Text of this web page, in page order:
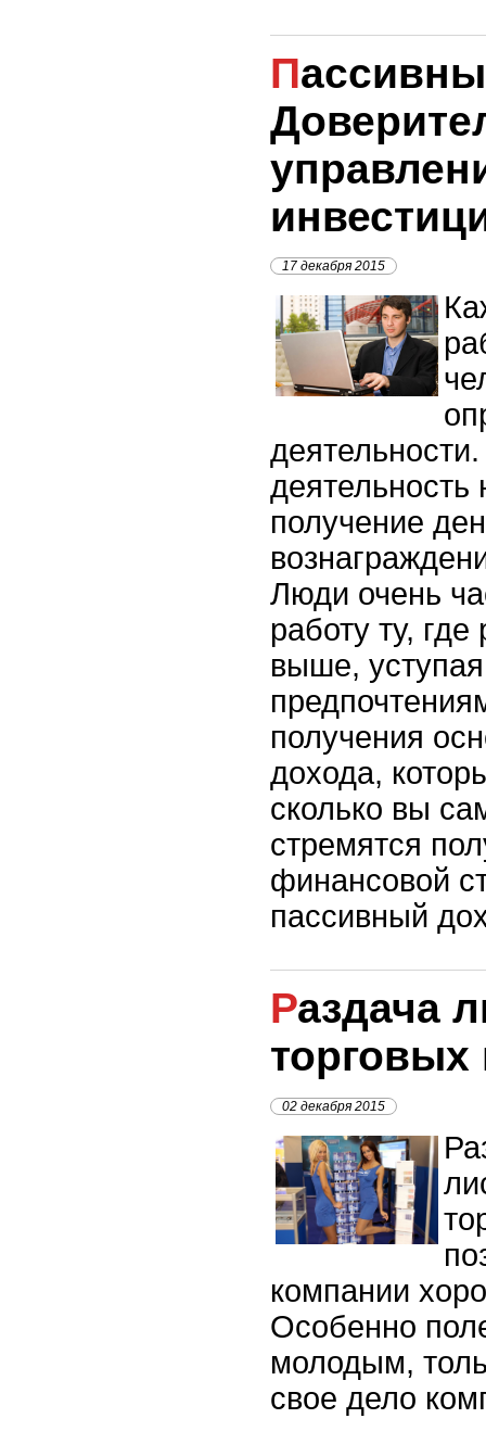
Пассивный доход.
17 декабря 2015
деятельность
получение
Люди очень
работу ту,
выше,
получения
дохода,
сколько вы
стремятся
финансовой
пассивный
Раздача листовок в
торговых
02 декабря 2015
компании
Особенно
молодым,
свое дело